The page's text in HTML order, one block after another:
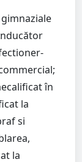
în
la
si
la